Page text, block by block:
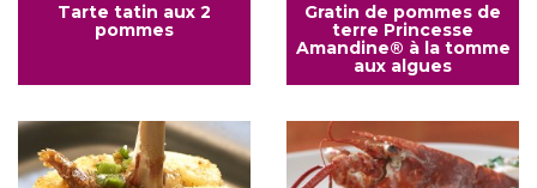
Tarte tatin aux 2
pommes
Gratin de pommes de
terre Princesse
Amandine® à la tomme
aux algues